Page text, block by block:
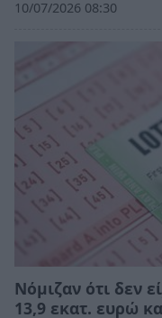
10/07/2026 08:30
Νόμιζαν ότι δεν
13,9 εκατ. ευρώ